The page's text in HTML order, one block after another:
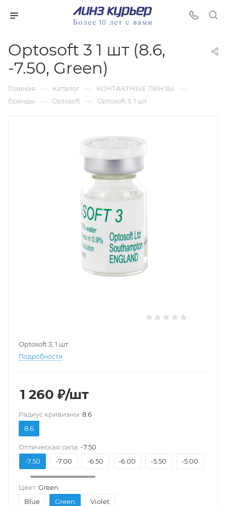
Optosoft 3 1 шт (8.6,
-7.50, Green)
Главная — Каталог — КОНТАКТНЫЕ ЛИНЗЫ —
Бренды — Optosoft — Optosoft 3, 1 шт
Optosoft 3, 1 шт
Подробности
1 260 ₽/шт
Pадиус кривизны: 8.6
8.6
Оптическая сила: -7.50
-7.50 -7.00 -6.50 -6.00 -5.50 -5.00
Цвет: Green
Blue
Green Violet